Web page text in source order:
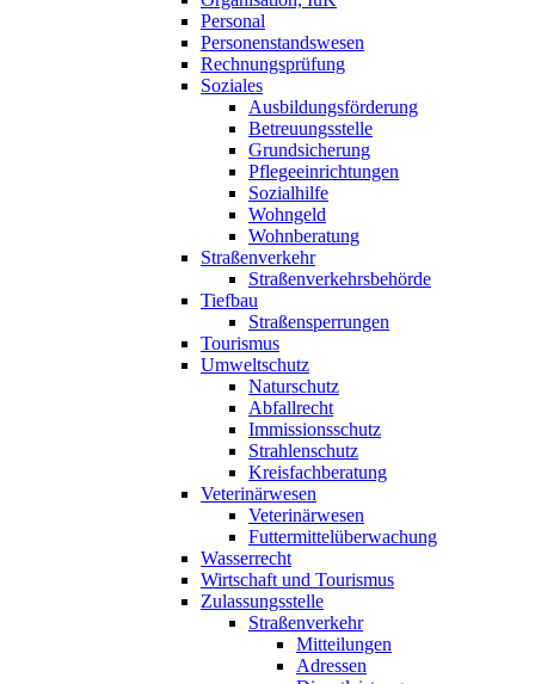
Personal
Personenstandswesen
Rechnungsprüfung
Soziales
Ausbildungsförderung
Betreuungsstelle
Grundsicherung
Pflegeeinrichtungen
Sozialhilfe
Wohngeld
Wohnberatung
Straßenverkehr
Straßenverkehrsbehörde
Tiefbau
Straßensperrungen
Tourismus
Umweltschutz
Naturschutz
Abfallrecht
Immissionsschutz
Strahlenschutz
Kreisfachberatung
Veterinärwesen
Veterinärwesen
Futtermittelüberwachung
Wasserrecht
Wirtschaft und Tourismus
Zulassungsstelle
Straßenverkehr
Mitteilungen
Adressen